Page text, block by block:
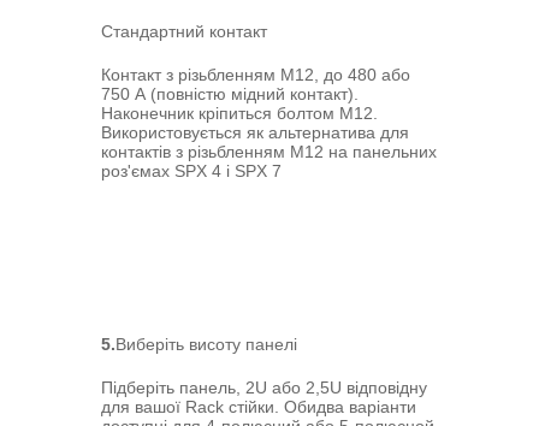
Стандартний контакт
Контакт з різьбленням M12, до 480 або
750 А (повністю мідний контакт).
Наконечник кріпиться болтом M12.
Використовується як альтернатива для
контактів з різьбленням M12 на панельних
роз'ємах SPX 4 і SPX 7
5.Виберіть висоту панелі
Підберіть панель, 2U або 2,5U відповідну
для вашої Rack стійки. Обидва варіанти